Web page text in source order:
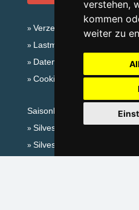
verstehen,
kommen
weiter zu
Verzeichnis der Unterkunft
Lastminute Isergebirge
Datenschutz
Cookies
Saisonlinks:
Silvester Isergebirge
Silvester im Gebirge 2025/26